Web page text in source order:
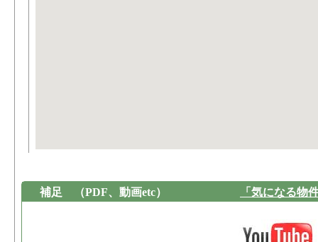
補足 （PDF、動画etc） 「気になる物